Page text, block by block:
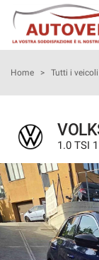
HOME
LISTA VEICOLI
NEOPATENTATI
ACQUISTIAMO
Home > Tutti i veicoli
1.0 TSI